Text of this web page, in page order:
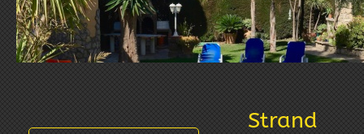
Strand